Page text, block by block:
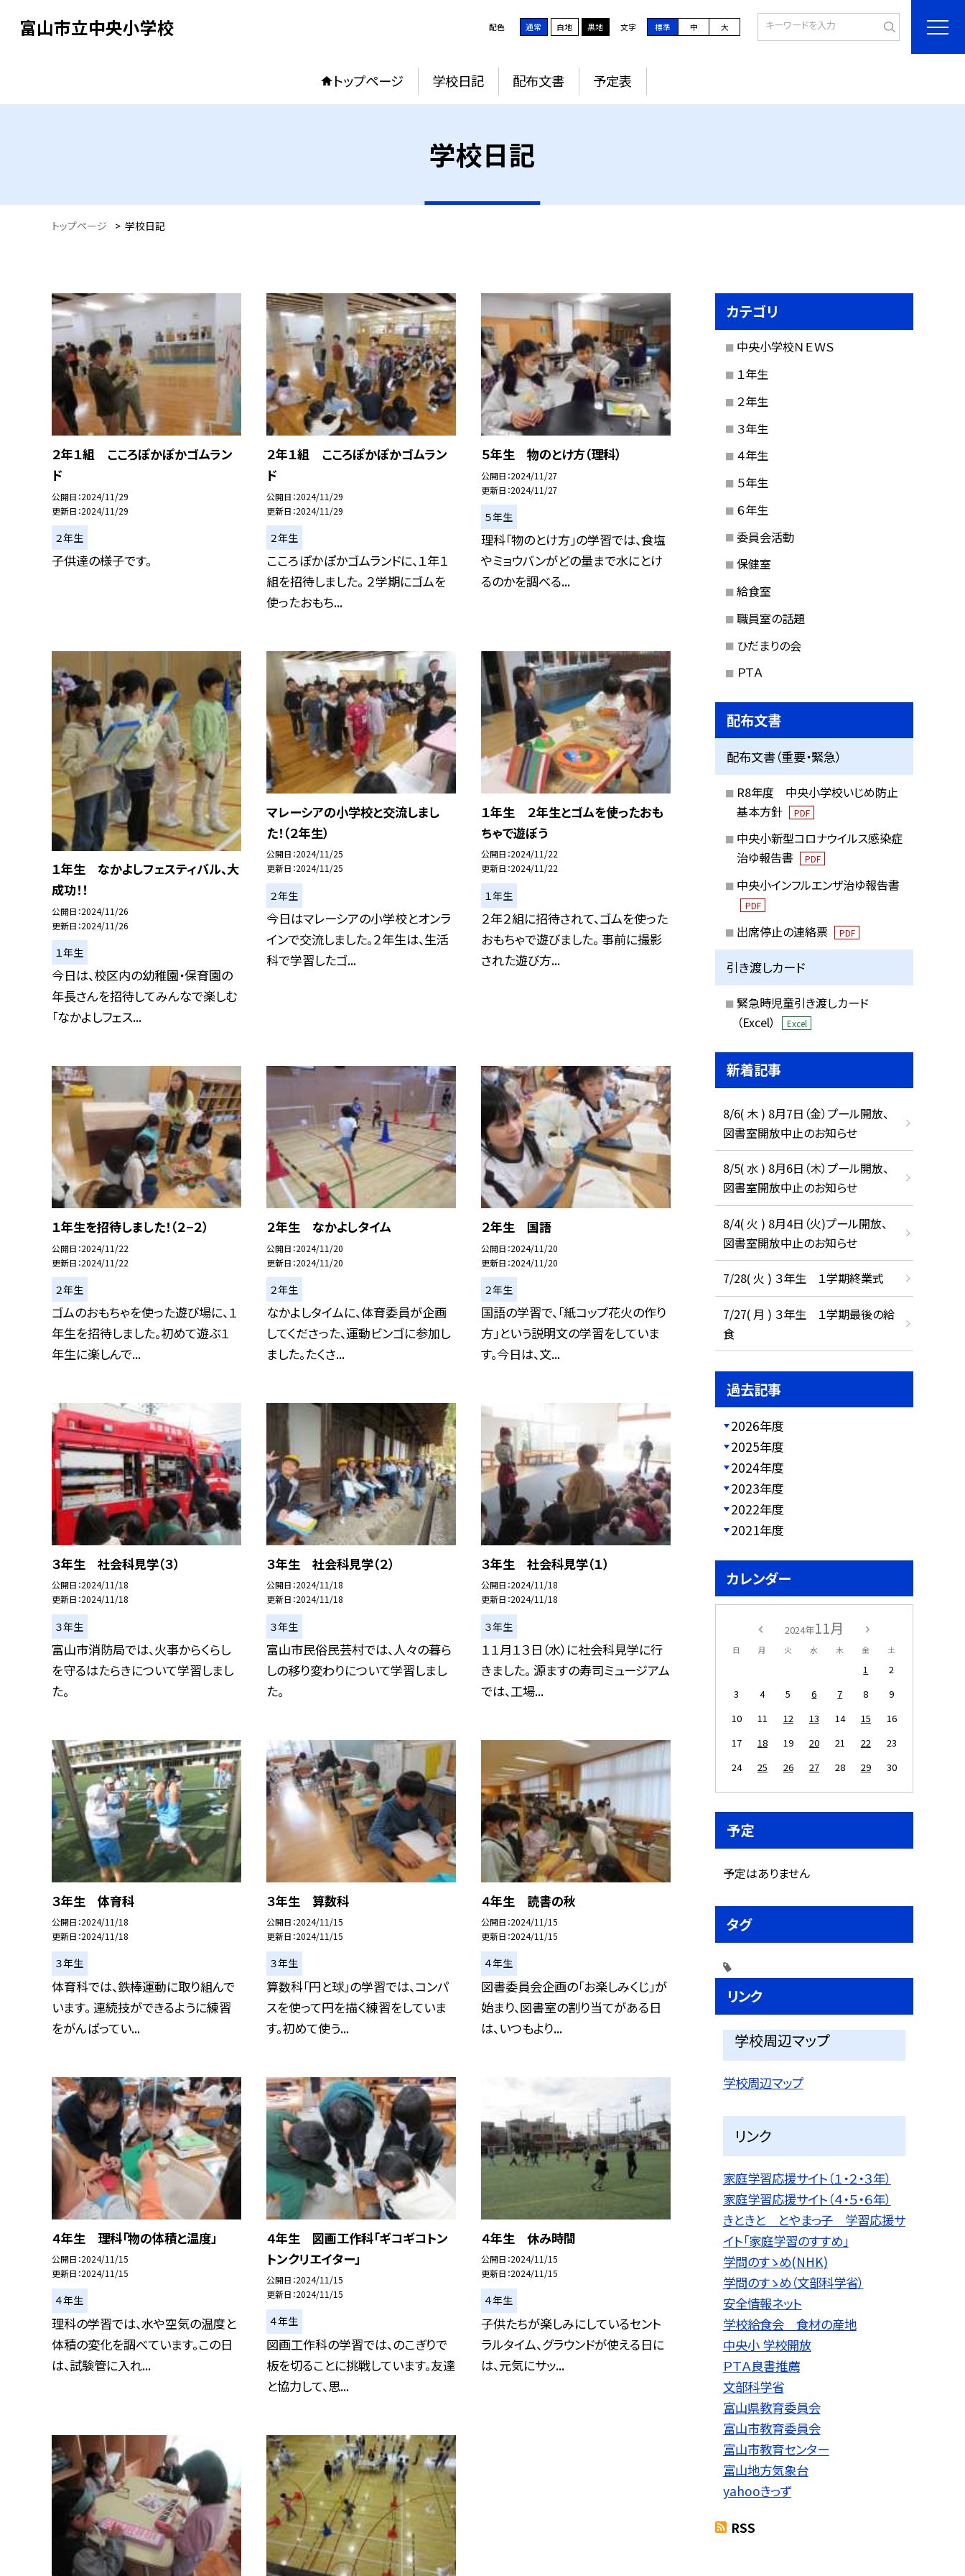
富山市立中央小学校 配色 通常 白地 黒地 文字 標準 中 大
トップページ 学校日記 配布文書 予定表
学校日記
トップページ > 学校日記
２年１組 こころぽかぽかゴムラン
ド
公開日 2024/11/29
更新日 2024/11/29
２年生
子供達の様子です。
２年１組 こころぽかぽかゴムラン
ド
公開日 2024/11/29
更新日 2024/11/29
２年生
こころぽかぽかゴムランドに、１年１
組を招待しました。 ２学期にゴムを
使ったおもち...
５年生 物のとけ方（理科）
公開日 2024/11/27
更新日 2024/11/27
５年生
理科「物のとけ方」の学習では、食塩
やミョウバンがどの量まで水にとけ
るのかを調べる...
１年生 なかよしフェスティバル、大
成功！！
公開日 2024/11/26
更新日 2024/11/26
１年生
今日は、校区内の幼稚園・保育園の
年長さんを招待してみんなで楽しむ
「なかよしフェス...
マレーシアの小学校と交流しまし
た！（２年生）
公開日 2024/11/25
更新日 2024/11/25
２年生
今日はマレーシアの小学校とオンラ
インで交流しました。２年生は、生活
科で学習したゴ...
１年生 ２年生とゴムを使ったおも
ちゃで遊ぼう
公開日 2024/11/22
更新日 2024/11/22
１年生
２年２組に招待されて、ゴムを使った
おもちゃで遊びました。 事前に撮影
された遊び方...
１年生を招待しました！（２−２）
公開日 2024/11/22
更新日 2024/11/22
２年生
ゴムのおもちゃを使った遊び場に、１
年生を招待しました。初めて遊ぶ１
年生に楽しんで...
２年生 なかよしタイム
公開日 2024/11/20
更新日 2024/11/20
２年生
なかよしタイムに、体育委員が企画
してくださった、運動ビンゴに参加し
ました。たくさ...
２年生 国語
公開日 2024/11/20
更新日 2024/11/20
２年生
国語の学習で、「紙コップ花火の作り
方」という説明文の学習をしていま
す。今日は、文...
３年生 社会科見学（３）
公開日 2024/11/18
更新日 2024/11/18
３年生
富山市消防局では、火事からくらし
を守るはたらきについて学習しまし
た。
３年生 社会科見学（２）
公開日 2024/11/18
更新日 2024/11/18
３年生
富山市民俗民芸村では、人々の暮ら
しの移り変わりについて学習しまし
た。
３年生 社会科見学（１）
公開日 2024/11/18
更新日 2024/11/18
３年生
１１月１３日（水）に社会科見学に行
きました。 源ますの寿司ミュージアム
では、工場...
３年生 体育科
公開日 2024/11/18
更新日 2024/11/18
３年生
体育科では、鉄棒運動に取り組んで
います。 連続技ができるように練習
をがんばってい...
３年生 算数科
公開日 2024/11/15
更新日 2024/11/15
３年生
算数科「円と球」の学習では、コンパ
スを使って円を描く練習をしていま
す。初めて使う...
４年生 読書の秋
公開日 2024/11/15
更新日 2024/11/15
４年生
図書委員会企画の「お楽しみくじ」が
始まり、図書室の割り当てがある日
は、いつもより...
４年生 理科「物の体積と温度」
公開日 2024/11/15
更新日 2024/11/15
４年生
理科の学習では、水や空気の温度と
体積の変化を調べています。この日
は、試験管に入れ...
４年生 図画工作科「ギコギコトン
トンクリエイター」
公開日 2024/11/15
更新日 2024/11/15
４年生
図画工作科の学習では、のこぎりで
板を切ることに挑戦しています。友達
と協力して、思...
４年生 休み時間
公開日 2024/11/15
更新日 2024/11/15
４年生
子供たちが楽しみにしているセント
ラルタイム、グラウンドが使える日に
は、元気にサッ...
カテゴリ
中央小学校ＮＥＷＳ
１年生
２年生
３年生
４年生
５年生
６年生
委員会活動
保健室
給食室
職員室の話題
ひだまりの会
ＰＴＡ
配布文書
配布文書（重要・緊急）
R8年度 中央小学校いじめ防止
基本方針
PDF
中央小新型コロナウイルス感染症
治ゆ報告書
PDF
中央小インフルエンザ治ゆ報告書
PDF
出席停止の連絡票 PDF
引き渡しカード
緊急時児童引き渡しカード
（Excel）
Excel
新着記事
8/6( 木 ) 8月7日（金）プール開放、
図書室開放中止のお知らせ
8/5( 水 ) 8月6日（木）プール開放、
図書室開放中止のお知らせ
8/4( 火 ) 8月4日（火)プール開放、
図書室開放中止のお知らせ
7/28( 火 ) ３年生 １学期終業式
7/27( 月 ) ３年生 １学期最後の給
食
過去記事
2026年度
2025年度
2024年度
2023年度
2022年度
2021年度
カレンダー
2024年11月
日 月 火 水 木 金 土
1
2
3
4 5 6 7 8
9
10
11 12 13 14 15
16
17
18 19 20 21 22
23
24
25 26 27 28 29 30
予定
予定はありません
タグ
リンク
学校周辺マップ
学校周辺マップ
リンク
家庭学習応援サイト（１・２・３年）
家庭学習応援サイト（４・５・６年）
きときと とやまっ子 学習応援サ
イト「家庭学習のすすめ」
学問のすゝめ(NHK)
学問のすゝめ（文部科学省）
安全情報ネット
学校給食会 食材の産地
中央小 学校開放
ＰＴＡ良書推薦
文部科学省
富山県教育委員会
富山市教育委員会
富山市教育センター
富山地方気象台
yahooきっず
RSS